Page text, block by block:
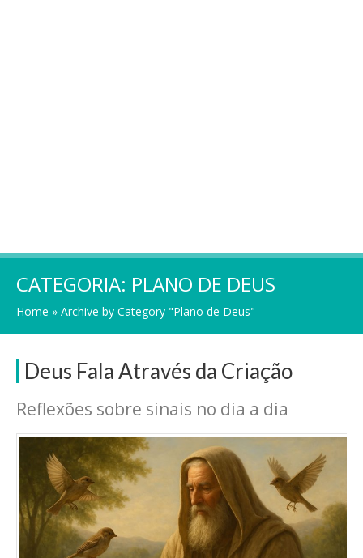
CATEGORIA: PLANO DE DEUS
Home » Archive by Category "Plano de Deus"
Deus Fala Através da Criação
Reflexões sobre sinais no dia a dia